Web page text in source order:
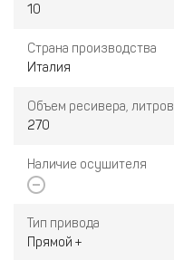
10
Страна производства
Италия
Объем ресивера, литров
270
Наличие осушителя
Тип привода
Прямой +